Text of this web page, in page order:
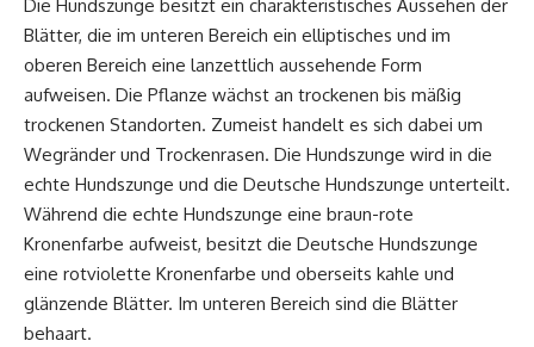
Die Hundszunge besitzt ein charakteristisches Aussehen der
Blätter, die im unteren Bereich ein elliptisches und im
oberen Bereich eine lanzettlich aussehende Form
aufweisen. Die Pflanze wächst an trockenen bis mäßig
trockenen Standorten. Zumeist handelt es sich dabei um
Wegränder und Trockenrasen. Die Hundszunge wird in die
echte Hundszunge und die Deutsche Hundszunge unterteilt.
Während die echte Hundszunge eine braun-rote
Kronenfarbe aufweist, besitzt die Deutsche Hundszunge
eine rotviolette Kronenfarbe und oberseits kahle und
glänzende Blätter. Im unteren Bereich sind die Blätter
behaart.